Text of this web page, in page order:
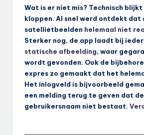
Wat is er níet mis? Technisch
kloppen. Al snel werd ontdekt dat
satellietbeelden helemaal niet
Sterker nog, de app laadt bij
statische afbeelding, waar
wordt gevonden. Ook de
expres zo gemaakt dat het
Het inlogveld is bijvoorbeeld
een melding terug te geven dat de
gebruikersnaam niet bestaat.